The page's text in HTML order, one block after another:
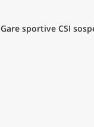
Gare sportive CSI